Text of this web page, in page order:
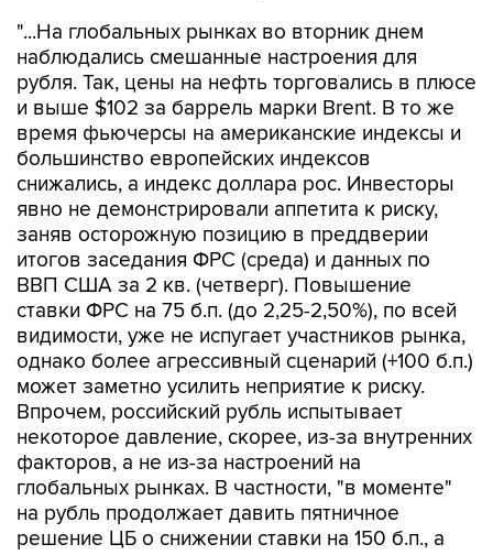
"...На глобальных рынках во вторник днем
наблюдались смешанные настроения для
рубля. Так, цены на нефть торговались в плюсе
и выше $102 за баррель марки Brent. В то же
время фьючерсы на американские индексы и
большинство европейских индексов
снижались, а индекс доллара рос. Инвесторы
явно не демонстрировали аппетита к риску,
заняв осторожную позицию в преддверии
итогов заседания ФРС (среда) и данных по
ВВП США за 2 кв. (четверг). Повышение
ставки ФРС на 75 б.п. (до 2,25-2,50%), по всей
видимости, уже не испугает участников рынка,
однако более агрессивный сценарий (+100 б.п.)
может заметно усилить неприятие к риску.
Впрочем, российский рубль испытывает
некоторое давление, скорее, из-за внутренних
факторов, а не из-за настроений на
глобальных рынках. В частности, "в моменте"
на рубль продолжает давить пятничное
решение ЦБ о снижении ставки на 150 б.п., а